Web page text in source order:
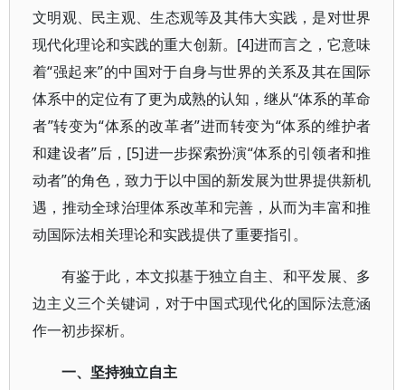
文明观、民主观、生态观等及其伟大实践，是对世界
现代化理论和实践的重大创新。[4]进而言之，它意味
着“强起来”的中国对于自身与世界的关系及其在国际
体系中的定位有了更为成熟的认知，继从“体系的革命
者”转变为“体系的改革者”进而转变为“体系的维护者
和建设者”后，[5]进一步探索扮演“体系的引领者和推
动者”的角色，致力于以中国的新发展为世界提供新机
遇，推动全球治理体系改革和完善，从而为丰富和推
动国际法相关理论和实践提供了重要指引。
有鉴于此，本文拟基于独立自主、和平发展、多
边主义三个关键词，对于中国式现代化的国际法意涵
作一初步探析。
一、坚持独立自主